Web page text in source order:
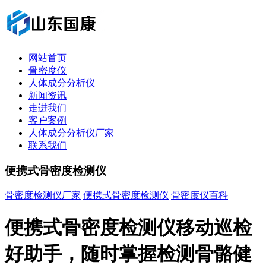
网站首页
骨密度仪
人体成分分析仪
新闻资讯
走进我们
客户案例
人体成分分析仪厂家
联系我们
便携式骨密度检测仪
骨密度检测仪厂家 便携式骨密度检测仪 骨密度仪百科
便携式骨密度检测仪移动巡检
好助手，随时掌握检测骨骼健